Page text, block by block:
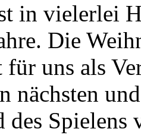
in vielerlei
Die
für uns als
nächsten
des